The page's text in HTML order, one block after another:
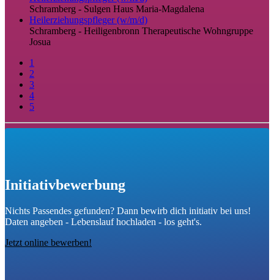
Schramberg - Sulgen Haus Maria-Magdalena
Heilerziehungspfleger (w/m/d)
Schramberg - Heiligenbronn Therapeutische Wohngruppe
Josua
1
2
3
4
5
Initiativbewerbung
Nichts Passendes gefunden? Dann bewirb dich initiativ bei uns!
Daten angeben - Lebenslauf hochladen - los geht's.
Jetzt online bewerben!